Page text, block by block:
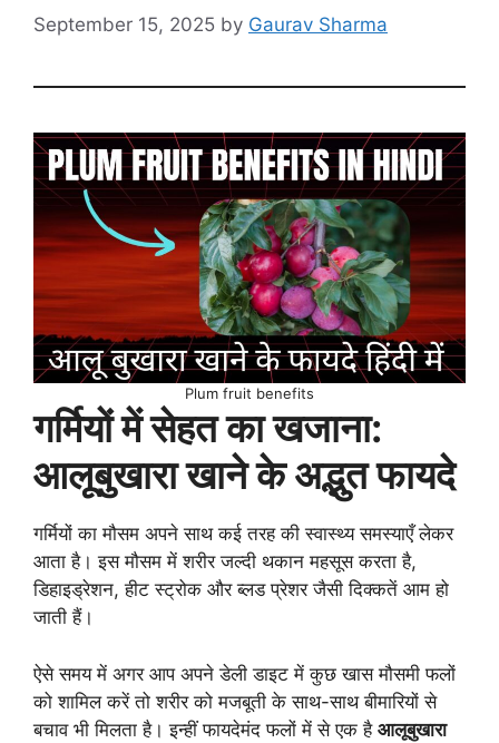
September 15, 2025 by Gaurav Sharma
Plum fruit benefits
गर्मियों में सेहत का खजाना:
आलूबुखारा खाने के अद्भुत फायदे
गर्मियों का मौसम अपने साथ कई तरह की स्वास्थ्य समस्याएँ लेकर
आता है। इस मौसम में शरीर जल्दी थकान महसूस करता है,
डिहाइड्रेशन, हीट स्ट्रोक और ब्लड प्रेशर जैसी दिक्कतें आम हो
जाती हैं।
ऐसे समय में अगर आप अपने डेली डाइट में कुछ खास मौसमी फलों
को शामिल करें तो शरीर को मजबूती के साथ-साथ बीमारियों से
बचाव भी मिलता है। इन्हीं फायदेमंद फलों में से एक है आलूबुखारा